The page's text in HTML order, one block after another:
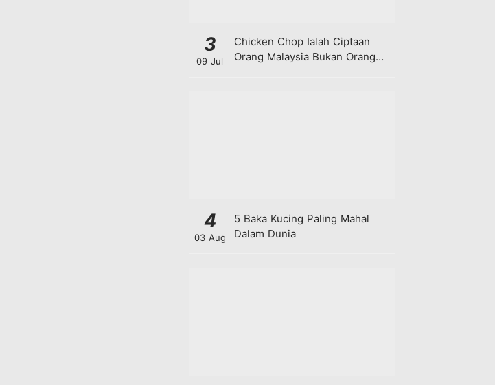
3
09 Jul
Chicken Chop Ialah Ciptaan
Orang Malaysia Bukan Orang
4
03 Aug
5 Baka Kucing Paling Mahal
Dalam Dunia